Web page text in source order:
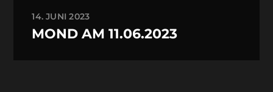
14. JUNI 2023
MOND AM 11.06.2023